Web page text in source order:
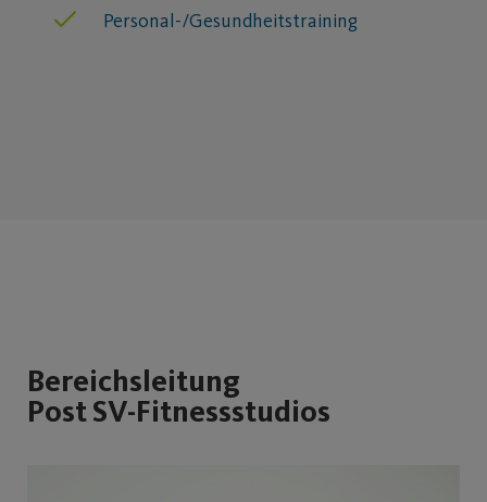
Personal-/Gesundheitstraining
Bereichsleitung
Post SV-Fitnessstudios